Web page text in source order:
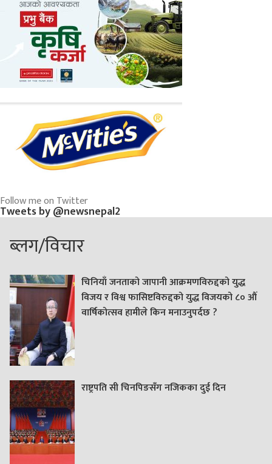
Follow me on Twitter
Tweets by @newsnepal2
ब्लग/विचार
चिनियाँ जनताको जापानी आक्रमणविरुद्दको युद्ध
विजय र विश्व फासिष्टविरुद्दको युद्ध विजयको ८० औं
वार्षिकोत्सव हामीले किन मनाउनुपर्दछ ?
राष्ट्रपति सी चिनपिङसँग नजिकका दुई दिन